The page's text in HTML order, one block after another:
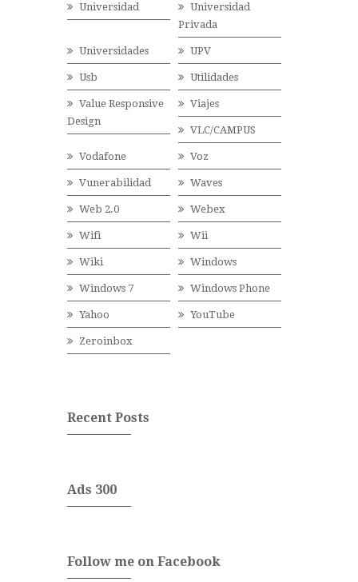
Universidad
Universidad
Privada
Universidades UPV
Usb Utilidades
Value Responsive
Design
Viajes
VLC/CAMPUS
Vodafone Voz
Vunerabilidad Waves
Web 2.0 Webex
Wifi Wii
Wiki Windows
Windows 7 Windows Phone
Yahoo YouTube
Zeroinbox
Recent Posts
Ads 300
Follow me on Facebook